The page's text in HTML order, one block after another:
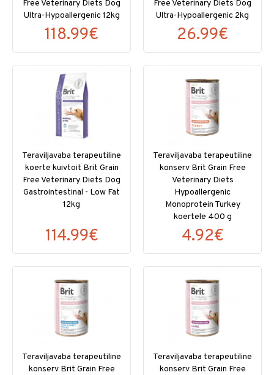
Free Veterinary Diets Dog
Ultra-Hypoallergenic 12kg
118.99€
Free Veterinary Diets Dog
Ultra-Hypoallergenic 2kg
26.99€
Teraviljavaba terapeutiline
koerte kuivtoit Brit Grain
Free Veterinary Diets Dog
Gastrointestinal - Low Fat
12kg
114.99€
Teraviljavaba terapeutiline
konserv Brit Grain Free
Veterinary Diets
Hypoallergenic
Monoprotein Turkey
koertele 400 g
4.92€
Teraviljavaba terapeutiline
konserv Brit Grain Free
Teraviljavaba terapeutiline
konserv Brit Grain Free